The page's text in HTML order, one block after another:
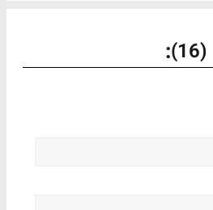
(16)
: